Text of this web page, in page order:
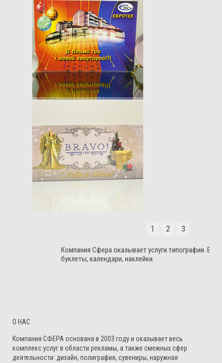
1 2 3
Компания Сфера оказывает услуги типографии.
буклеты, календари, наклейки.
О НАС
Компания СФЕРА основана в 2003 году и оказывает весь
комплекс услуг в области рекламы, а также смежных сфер
деятельности: дизайн, полиграфия, сувениры, наружная